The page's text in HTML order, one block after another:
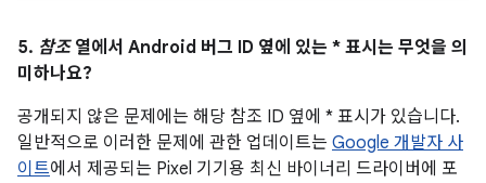
5. 참조열에서 Android 버그 ID 옆에 있는 * 표시는 무엇을 의
미하나요?
공개되지 않은 문제에는 해당 참조 ID 옆에 * 표시가 있습니다.
일반적으로 이러한 문제에 관한 업데이트는 Google 개발자 사
이트에서 제공되는 Pixel 기기용 최신 바이너리 드라이버에 포